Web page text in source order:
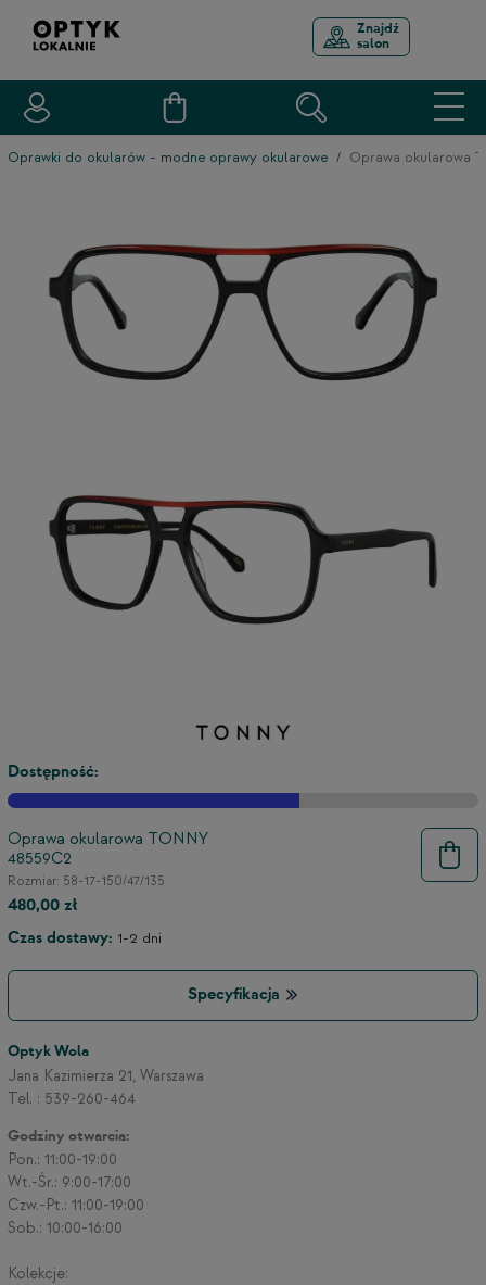
Znajdź
salon
Oprawki do okularów - modne oprawy okularowe Oprawa okularowa
Dostępność:
Oprawa okularowa TONNY
48559C2
Rozmiar: 58-17-150/47/135
480,00 zł
Czas dostawy: 1-2 dni
Specyfikacja
Optyk Wola
Jana Kazimierza 21, Warszawa
Tel. : 539-260-464
Godziny otwarcia:
Pon.: 11:00-19:00
Wt.-Śr.: 9:00-17:00
Czw.-Pt.: 11:00-19:00
Sob.: 10:00-16:00
Kolekcje: